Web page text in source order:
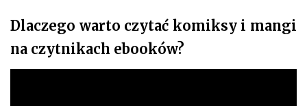
Dlaczego warto czytać komiksy i mangi
na czytnikach ebooków?